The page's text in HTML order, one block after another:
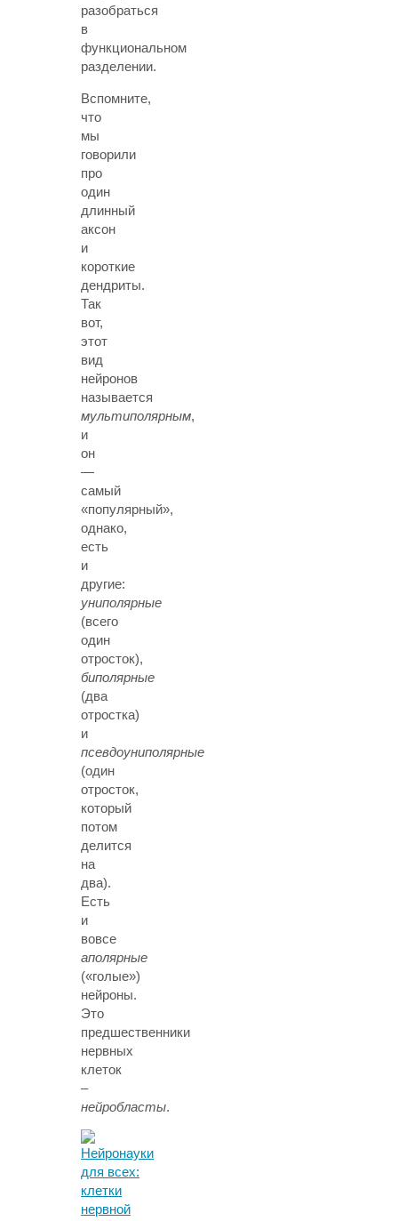
разобраться
в
функциональном
разделении.
Вспомните,
что
мы
говорили
про
один
длинный
аксон
и
короткие
дендриты.
Так
вот,
этот
вид
нейронов
называется
мультиполярным,
и
он
—
самый
«популярный»,
однако,
есть
и
другие:
униполярные
(всего
один
отросток),
биполярные
(два
отростка)
и
псевдоуниполярные
(один
отросток,
который
потом
делится
на
два).
Есть
и
вовсе
аполярные
(«голые»)
нейроны.
Это
предшественники
нервных
клеток
–
нейробласты.